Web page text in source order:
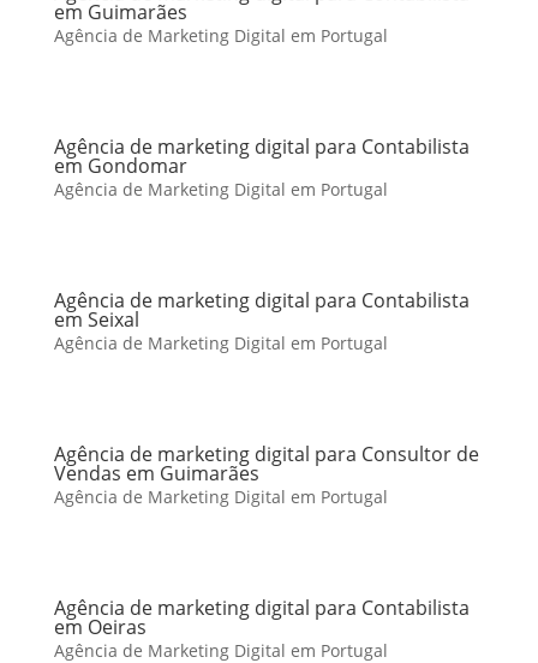
em Guimarães
Agência de Marketing Digital em Portugal
Agência de marketing digital para Contabilista
em Gondomar
Agência de Marketing Digital em Portugal
Agência de marketing digital para Contabilista
em Seixal
Agência de Marketing Digital em Portugal
Agência de marketing digital para Consultor de
Vendas em Guimarães
Agência de Marketing Digital em Portugal
Agência de marketing digital para Contabilista
em Oeiras
Agência de Marketing Digital em Portugal